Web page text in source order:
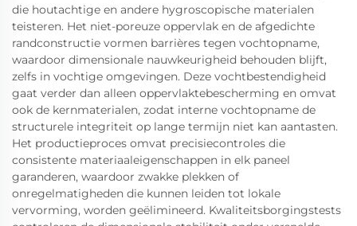
die houtachtige en andere hygroscopische materialen
teisteren. Het niet-poreuze oppervlak en de afgedichte
randconstructie vormen barrières tegen vochtopname,
waardoor dimensionale nauwkeurigheid behouden blijft,
zelfs in vochtige omgevingen. Deze vochtbestendigheid
gaat verder dan alleen oppervlaktebescherming en omvat
ook de kernmaterialen, zodat interne vochtopname de
structurele integriteit op lange termijn niet kan aantasten.
Het productieproces omvat precisiecontroles die
consistente materiaaleigenschappen in elk paneel
garanderen, waardoor zwakke plekken of
onregelmatigheden die kunnen leiden tot lokale
vervorming, worden geëlimineerd. Kwaliteitsborgingstests